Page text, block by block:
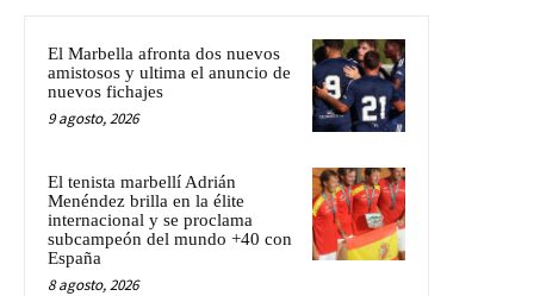
El Marbella afronta dos nuevos
amistosos y ultima el anuncio de
nuevos fichajes
9 agosto, 2026
El tenista marbellí Adrián
Menéndez brilla en la élite
internacional y se proclama
subcampeón del mundo +40 con
España
8 agosto, 2026